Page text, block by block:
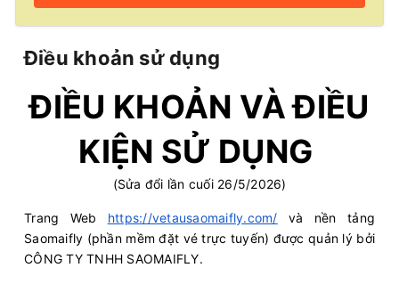
Điều khoản sử dụng
ĐIỀU KHOẢN VÀ ĐIỀU
KIỆN SỬ DỤNG
(Sửa đổi lần cuối 26/5/2026)
Trang Web https://vetausaomaifly.com/ và nền tảng
Saomaifly (phần mềm đặt vé trực tuyến) được quản lý bởi
CÔNG TY TNHH SAOMAIFLY.